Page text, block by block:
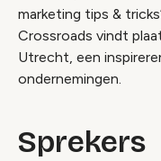
marketing tips &
Crossroads vindt
Utrecht, een
ondernemingen.
Sprekers